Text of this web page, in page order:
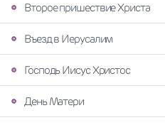
Второе пришествие Христа
Въезд в Иерусалим
Господь Иисус Христос
День Матери